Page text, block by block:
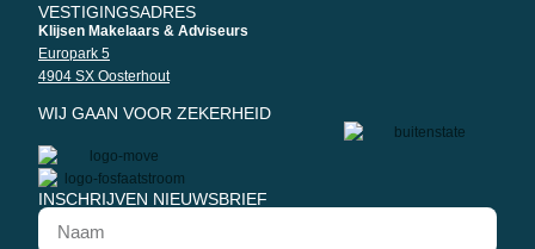
VESTIGINGSADRES
Klijsen Makelaars & Adviseurs
Europark 5
4904 SX Oosterhout
WIJ GAAN VOOR ZEKERHEID
INSCHRIJVEN NIEUWSBRIEF